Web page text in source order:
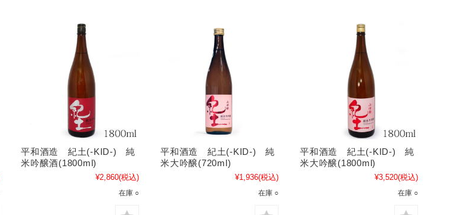
平和酒造 紀土(-KID-) 純
米吟醸酒(1800ml)
¥2,860(税込)
在庫 ○
平和酒造 紀土(-KID-) 純
米大吟醸(720ml)
¥1,936(税込)
在庫 ○
平和酒造 紀土(-KID-) 純
米大吟醸(1800ml)
¥3,520(税込)
在庫 ○